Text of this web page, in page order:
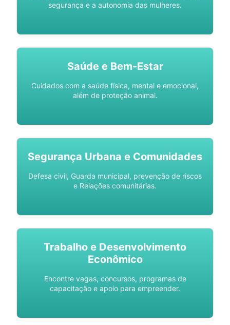
segurança e a autonomia das mulheres.
Saúde e Bem-Estar
Cuidados com a saúde física, mental e emocional,
além de proteção animal.
Segurança Urbana e Comunidades
Defesa civil, Guarda municipal, prevenção de riscos
e Relações comunitárias.
Trabalho e Desenvolvimento
Econômico
Encontre vagas, concursos, programas de
capacitação e apoio para empreender.